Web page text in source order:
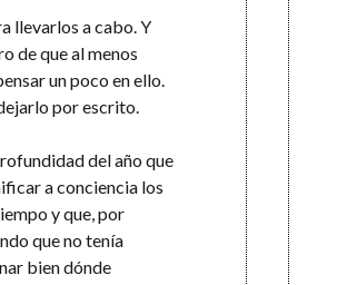
llevarlos a cabo. Y
de que al menos
un poco en ello.
por escrito.
del año que
a conciencia los
y que, por
que no tenía
bien dónde